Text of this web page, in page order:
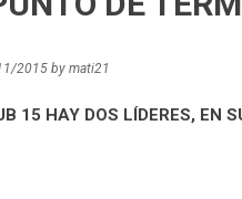
2015 by mati21
15 HAY DOS LÍDERES, EN